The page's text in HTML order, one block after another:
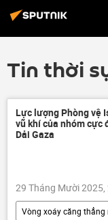
Tin thời
Lực lượng Phòng vệ
vũ khí của nhóm cực
Dải Gaza
29 Tháng Mười 2025,
Vòng xoáy căng